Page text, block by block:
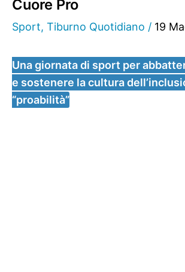
Cuore Pro
Sport, Tiburno Quotidiano / 19
Una giornata di sport per
e sostenere la cultura
“proabilità”